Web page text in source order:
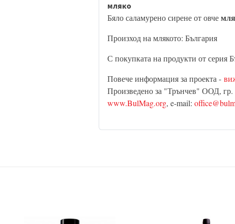
мляко
Бяло саламурено сирене от овче
Произход на млякото: България
С покупката на продукти от серия
Повече информация за проекта -
Произведено за "Трънчев" ООД,
www.BulMag.org, e-mail: